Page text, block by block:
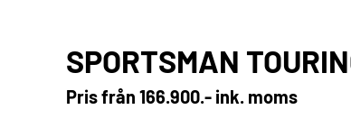
SPORTSMAN
Pris från 166.900.- ink. moms